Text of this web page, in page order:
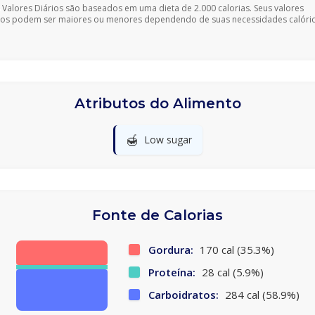
Diários são baseados em uma dieta de 2.000 calorias. Seus valores
podem ser maiores ou menores dependendo de suas necessidades
Atributos do Alimento
🍯 Low sugar
Fonte de Calorias
Gordura: 170 cal (35.3%)
Proteína: 28 cal (5.9%)
Carboidratos: 284 cal (58.9%)